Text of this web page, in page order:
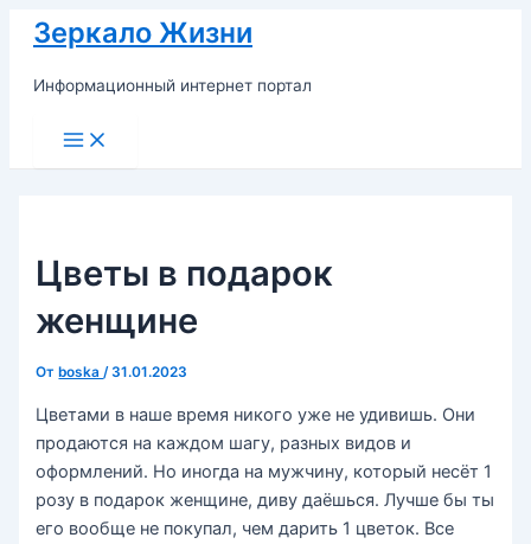
Перейти
содержимому
Зеркало Жизни
Информационный интернет портал
Main
Menu
Цветы в подарок
женщине
От boska/31.01.2023
Цветами в наше время никого уже не удивишь. Они
продаются на каждом шагу, разных видов и
оформлений. Но иногда на мужчину, который несёт 1
розу в подарок женщине, диву даёшься. Лучше бы ты
его вообще не покупал, чем дарить 1 цветок. Все